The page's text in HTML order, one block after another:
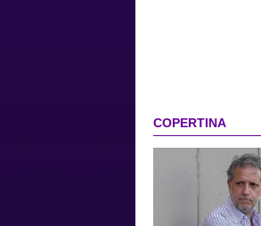
COPERTINA